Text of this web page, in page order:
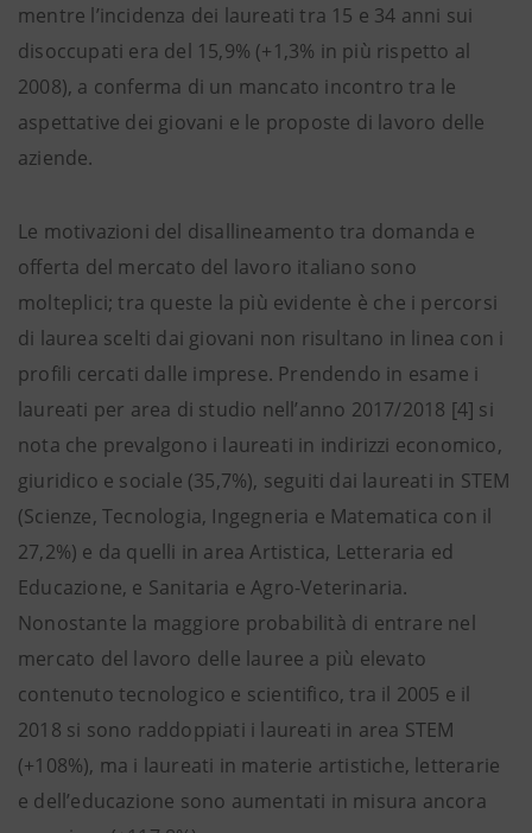
mentre l’incidenza dei laureati tra 15 e 34 anni sui
disoccupati era del 15,9% (+1,3% in più rispetto al
2008), a conferma di un mancato incontro tra le
aspettative dei giovani e le proposte di lavoro delle
aziende.
Le motivazioni del disallineamento tra domanda e
offerta del mercato del lavoro italiano sono
molteplici; tra queste la più evidente è che i percorsi
di laurea scelti dai giovani non risultano in linea con i
profili cercati dalle imprese. Prendendo in esame i
laureati per area di studio nell’anno 2017/2018 [4] si
nota che prevalgono i laureati in indirizzi economico,
giuridico e sociale (35,7%), seguiti dai laureati in STEM
(Scienze, Tecnologia, Ingegneria e Matematica con il
27,2%) e da quelli in area Artistica, Letteraria ed
Educazione, e Sanitaria e Agro-Veterinaria.
Nonostante la maggiore probabilità di entrare nel
mercato del lavoro delle lauree a più elevato
contenuto tecnologico e scientifico, tra il 2005 e il
2018 si sono raddoppiati i laureati in area STEM
(+108%), ma i laureati in materie artistiche, letterarie
e dell’educazione sono aumentati in misura ancora